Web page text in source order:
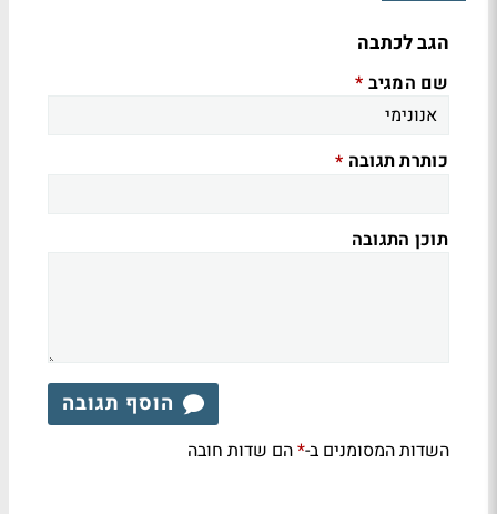
הגב לכתבה
שם המגיב *
כותרת תגובה *
תוכן התגובה
הוסף תגובה
השדות המסומנים ב-*הם שדות חובה